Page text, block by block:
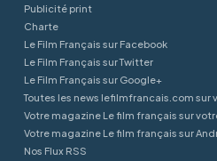
Publicité print
Charte
Le Film Français sur Facebook
Le Film Français sur Twitter
Le Film Français sur Google+
Toutes les news lefilmfrancais.com sur
Votre magazine Le film français sur
Votre magazine Le film français sur
Nos Flux RSS